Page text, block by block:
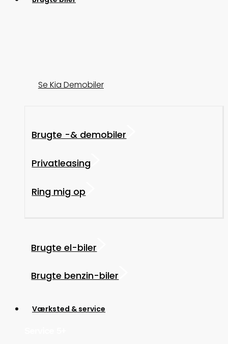
Se Kia Demobiler
Brugte -& demobiler
Privatleasing
Ring mig op
Brugte el-biler
Brugte benzin-biler
Værksted & service